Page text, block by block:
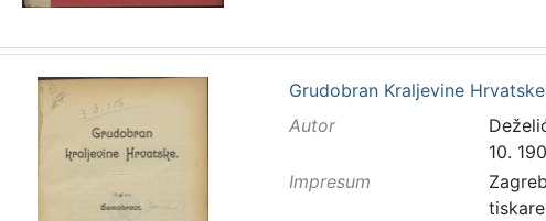
Grudobran Kraljevine
Autor
10.
Impresum